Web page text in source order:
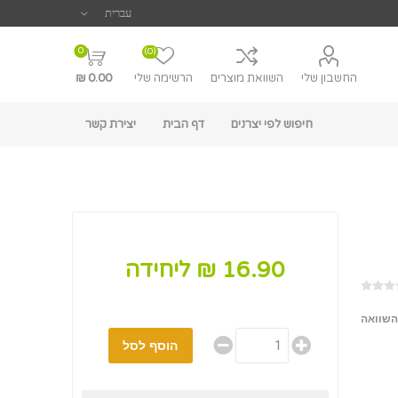
החשבון שלי השוואת מוצרים הרשימה שלי
(0)
0
0.00 ₪
חיפוש לפי יצרנים דף הבית יצירת קשר
16.90 ₪ ליחידה